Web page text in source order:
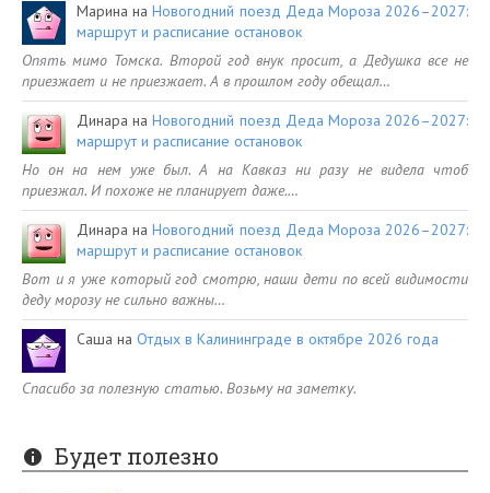
Марина наНовогодний поезд Деда Мороза 2026–2027:
маршрут и расписание остановок
Опять мимо Томска. Второй год внук просит, а Дедушка все не
приезжает и не приезжает. А в прошлом году обещал…
Динара наНовогодний поезд Деда Мороза 2026–2027:
маршрут и расписание остановок
Но он на нем уже был. А на Кавказ ни разу не видела чтоб
приезжал. И похоже не планирует даже.…
Динара наНовогодний поезд Деда Мороза 2026–2027:
маршрут и расписание остановок
Вот и я уже который год смотрю, наши дети по всей видимости
деду морозу не сильно важны…
Саша на Отдых в Калининграде в октябре 2026 года
Спасибо за полезную статью. Возьму на заметку.
Будет полезно